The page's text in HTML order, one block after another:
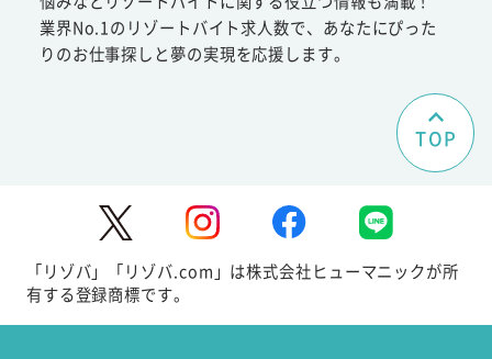
業界No.1のリゾートバイト求人数で、あなたにぴった
りのお仕事探しと夢の実現を応援します。
TOP
「リゾバ」「リゾバ.com」は株式会社ヒューマニックが所
有する登録商標です。